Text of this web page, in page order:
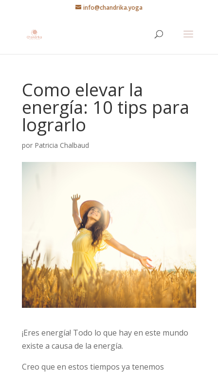
info@chandrika.yoga
Como elevar la
energía: 10 tips para
lograrlo
por Patricia Chalbaud
¡Eres energía! Todo lo que hay en este mundo
existe a causa de la energía.
Creo que en estos tiempos ya tenemos